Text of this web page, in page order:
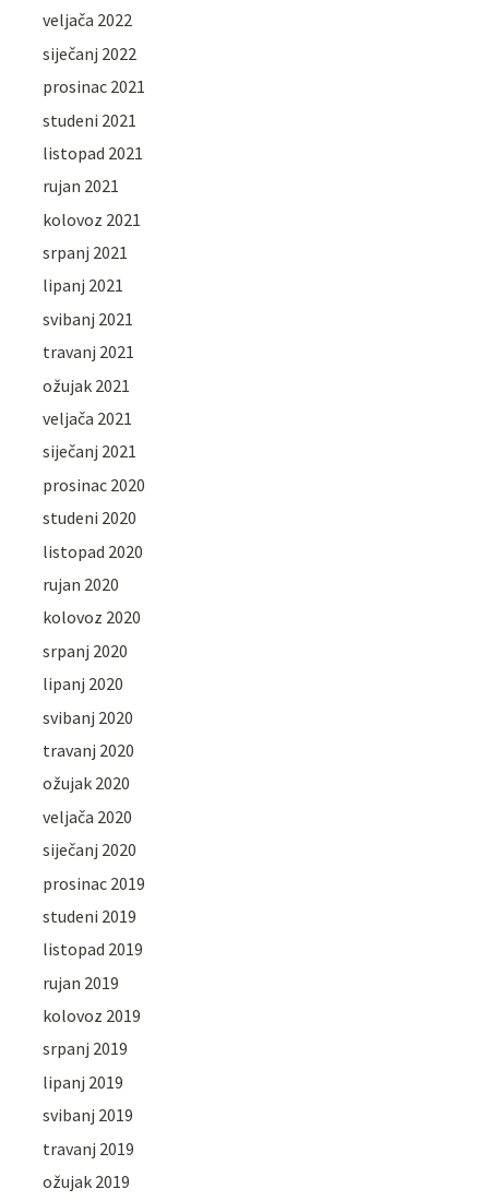
veljača 2022
siječanj 2022
prosinac 2021
studeni 2021
listopad 2021
rujan 2021
kolovoz 2021
srpanj 2021
lipanj 2021
svibanj 2021
travanj 2021
ožujak 2021
veljača 2021
siječanj 2021
prosinac 2020
studeni 2020
listopad 2020
rujan 2020
kolovoz 2020
srpanj 2020
lipanj 2020
svibanj 2020
travanj 2020
ožujak 2020
veljača 2020
siječanj 2020
prosinac 2019
studeni 2019
listopad 2019
rujan 2019
kolovoz 2019
srpanj 2019
lipanj 2019
svibanj 2019
travanj 2019
ožujak 2019